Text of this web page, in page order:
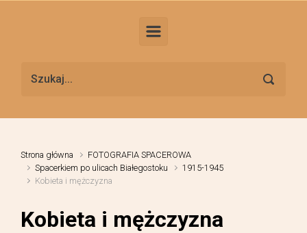
Strona główna
FOTOGRAFIA SPACEROWA
Spacerkiem po ulicach Białegostoku
1915-1945
Kobieta i mężczyzna
Kobieta i mężczyzna